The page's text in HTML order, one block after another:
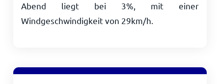
Abend liegt bei 3%, mit einer
Windgeschwindigkeit von 29km/h